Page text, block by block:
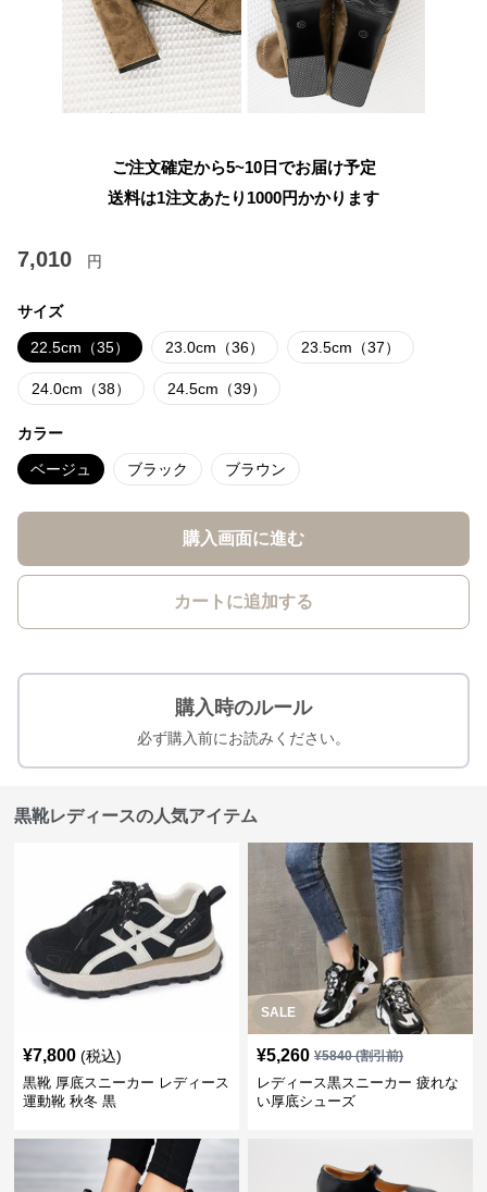
ご注文確定から5~10日でお届け予定
送料は1注文あたり 1000円かかります
7,010 円
サイズ
22.5cm（35） 23.0cm（36） 23.5cm（37）
24.0cm（38） 24.5cm（39）
カラー
ベージュ ブラック ブラウン
購入画面に進む
カートに追加する
購入時のルール
必ず購入前にお読みください。
黒靴レディースの人気アイテム
¥7,800 (税込)
黒靴 厚底スニーカー レディース
運動靴 秋冬 黒
SALE
¥5,260 ¥5840(割引前)
レディース黒スニーカー 疲れな
い厚底シューズ